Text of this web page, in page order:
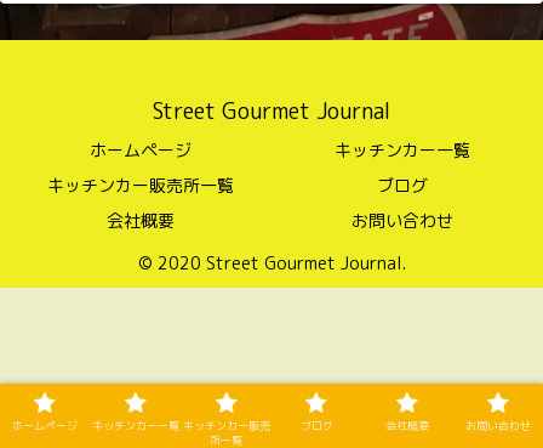
Street Gourmet Journal
ホームページ
キッチンカー一覧
キッチンカー販売所一覧
ブログ
会社概要
お問い合わせ
© 2020 Street Gourmet Journal.
ホームページ キッチンカー一覧 キッチンカー販売
所一覧
ブログ 会社概要 お問い合わせ